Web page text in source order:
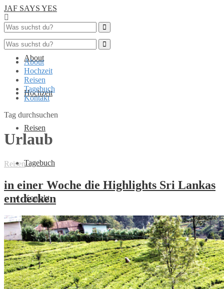
JAF SAYS YES
About
Hochzeit
Reisen
Tagebuch
Kontakt
About
Hochzeit
Reisen
Tagebuch
Kontakt
Tag durchsuchen
Urlaub
Reisen
in einer Woche die Highlights Sri Lankas
entdecken